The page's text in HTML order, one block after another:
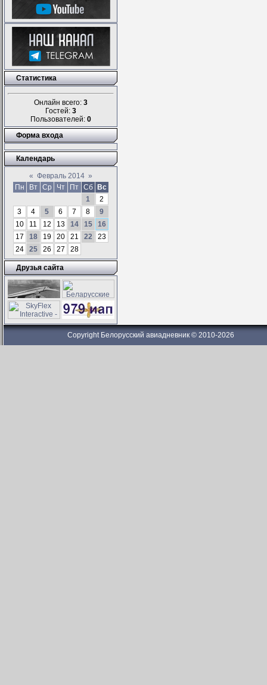
Статистика
Онлайн всего: 3
Гостей: 3
Пользователей: 0
Форма входа
Календарь
« Февраль 2014 »
Пн
Вт Ср Чт Пт Сб
Вс
1
2
3
4 5 6 7 8
9
10
11 12 13 14 15
16
17
18 19 20 21 22
23
24
25 26 27 28
Друзья сайта
Copyright Белорусский авиадневник © 2010-2026